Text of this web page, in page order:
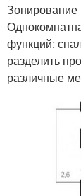
Зонирование
функций:
разделить
различные